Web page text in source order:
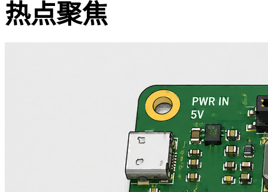
热点聚焦